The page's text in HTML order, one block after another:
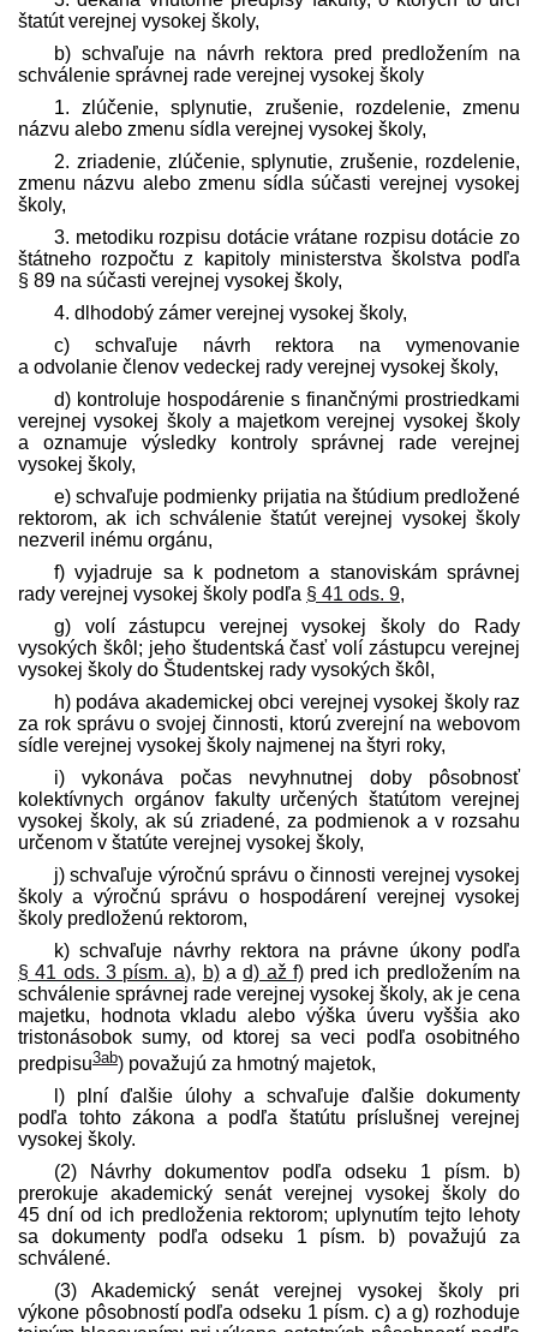
štatút verejnej vysokej školy,
b) schvaľuje na návrh rektora pred pred­ložením na
schválenie správnej rade verejnej vysokej školy
1. zlúčenie, splynutie, zrušenie, rozdelenie, zmenu
názvu alebo zmenu sídla verejnej vysokej školy,
2. zriadenie, zlúčenie, splynutie, zrušenie, rozdelenie,
zmenu názvu alebo zmenu sídla súčasti verejnej vysokej
školy,
3. metodiku rozpisu dotácie vrátane rozpisu dotácie zo
štátneho rozpočtu z kapitoly ministerstva školstva podľa
§ 89 na súčasti verejnej vysokej školy,
4. dlhodobý zámer verejnej vysokej školy,
c) schvaľuje návrh rektora na vymenovanie
a odvolanie členov vedeckej rady verejnej vysokej školy,
d) kontroluje hospodárenie s finančnými prostriedkami
verejnej vysokej školy a majetkom verejnej vysokej školy
a oznamuje výsledky kontroly správnej rade verejnej
vysokej školy,
e) schvaľuje podmienky prijatia na štúdium pred­ložené
rektorom, ak ich schválenie štatút verejnej vysokej školy
nezveril inému orgánu,
f) vyjadruje sa k podnetom a stanoviskám správnej
rady verejnej vysokej školy podľa § 41 ods. 9,
g) volí zástupcu verejnej vysokej školy do Rady
vysokých škôl; jeho študentská časť volí zástupcu verejnej
vysokej školy do Študentskej rady vysokých škôl,
h) podáva akademickej obci verejnej vysokej školy raz
za rok správu o svojej činnosti, ktorú zverejní na webovom
sídle verejnej vysokej školy najmenej na štyri roky,
i) vykonáva počas nevyhnutnej doby pôsobnosť
kolektívnych orgánov fakulty určených štatútom verejnej
vysokej školy, ak sú zriadené, za podmienok a v rozsahu
určenom v štatúte verejnej vysokej školy,
j) schvaľuje výročnú správu o činnosti verejnej vysokej
školy a výročnú správu o hospodárení verejnej vysokej
školy pred­loženú rektorom,
k) schvaľuje návrhy rektora na právne úkony podľa
§ 41 ods. 3 písm. a), b)ad) až f)pred ich pred­ložením na
schválenie správnej rade verejnej vysokej školy, ak je cena
majetku, hodnota vkladu alebo výška úveru vyššia ako
tristonásobok sumy, od ktorej sa veci podľa osobitného
pred­pisu3ab) považujú za hmotný majetok,
l) plní ďalšie úlohy a schvaľuje ďalšie dokumenty
podľa tohto zákona a podľa štatútu príslušnej verejnej
vysokej školy.
(2) Návrhy dokumentov podľa odseku 1 písm. b)
prerokuje akademický senát verejnej vysokej školy do
45 dní od ich pred­loženia rektorom; uplynutím tejto lehoty
sa dokumenty podľa odseku 1 písm. b) považujú za
schválené.
(3) Akademický senát verejnej vysokej školy pri
výkone pôsobností podľa odseku 1 písm. c) a g) rozhoduje